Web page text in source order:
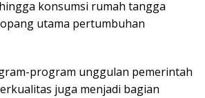
konsumsi rumah tangga
utama pertumbuhan
program unggulan pemerintah
juga menjadi bagian